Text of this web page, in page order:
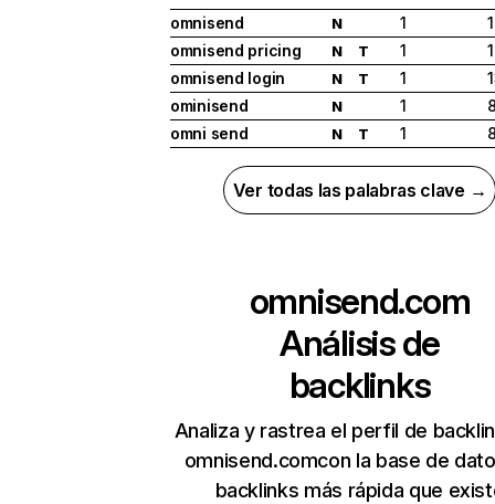
omnisend
N 1
omnisend pricing
N T 1
omnisend login
N T 1
ominisend
N 1
omni send
N T 1
Ver todas las palabras clave →
omnisend.com
Análisis de
backlinks
Analiza y rastrea el perfil de
omnisend.comcon la base de
backlinks más rápida que